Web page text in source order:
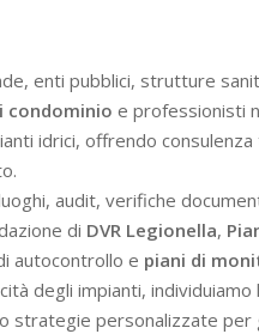
enti pubblici, strutture
condominio e professionisti
idrici, offrendo
audit, verifiche
di DVR Legionella,
autocontrollo e piani di
degli impianti,
strategie personalizzate per